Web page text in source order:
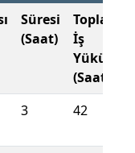
Süresi
(Saat)
Toplam
İş
Yükü
(Saat)
3 42